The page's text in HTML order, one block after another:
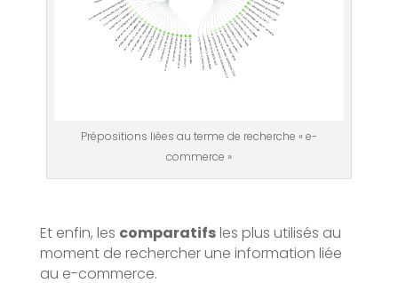
Prépositions liées au terme de recherche « e-
commerce »
Et enfin, les comparatifsles plus utilisés au
moment de rechercher une information liée
au e-commerce.